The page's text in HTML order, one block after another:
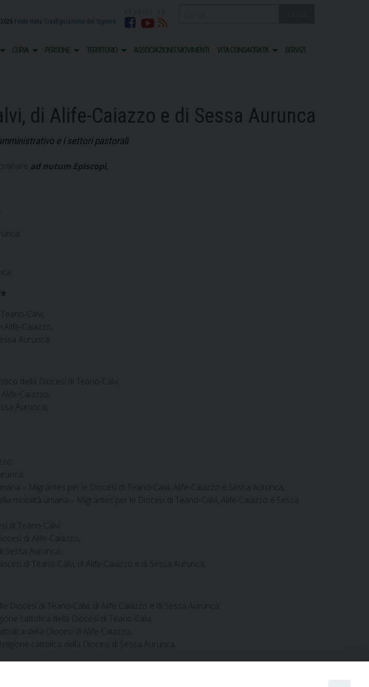
Festa della Trasfigurazione del Signore Facebook
Youtube
RSS
CURIA PERSONE TERRITORIO ASSOCIAZIONI E MOVIMENTI VITA CONSACRATA SERVIZI
di Alife-Caiazzo e di Sessa Aurunca
e i settori pastorali
ad nutum Episcopi,
Calvi;
Caiazzo;
Aurunca;
della Diocesi di Teano-Calvi;
Caiazzo;
Aurunca;
– Migrantes per le Diocesi di Teano-Calvi, Alife-Caiazzo e Sessa Aurunca;
mobilità umana – Migrantes per le Diocesi di Teano-Calvi, Alife-Caiazzo e Sessa
di Teano-Calvi;
di Alife-Caiazzo;
Sessa Aurunca;
di Teano-Calvi, di Alife-Caiazzo e di Sessa Aurunca;
Diocesi di Teano-Calvi, di Alife Caiazzo e di Sessa Aurunca;
cattolica della Diocesi di Teano-Calvi;
della Diocesi di Alife-Caiazzo;
cattolica della Diocesi di Sessa Aurunca.